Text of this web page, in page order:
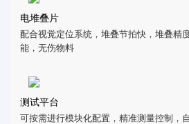
电堆叠片
配合视觉定位系统，堆叠节拍快，堆叠精
能，无伤物料
测试平台
可按需进行模块化配置，精准测量控制